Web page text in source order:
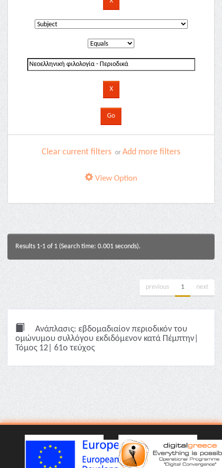
Clear current filters or Add more filters
View Option
Results 1-1 of 1 (Search time: 0.001 seconds).
previous 1 next
Ανάπλασις: εβδομαδιαίον περιοδικόν του
ομώνυμου συλλόγου εκδιδόμενον κατά Πέμπτην|
Τόμος 12| 61ο τεύχος